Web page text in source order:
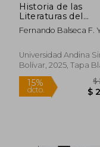
Historia de las
Literaturas del
Ecuador 11.
generales.
Fernando Balseca F.
Coord.
Universidad Andina
Bolívar, 2025, Tapa
Nuevo